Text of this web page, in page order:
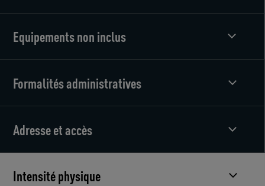
Equipements non inclus
Formalités administratives
Adresse et accès
Intensité physique